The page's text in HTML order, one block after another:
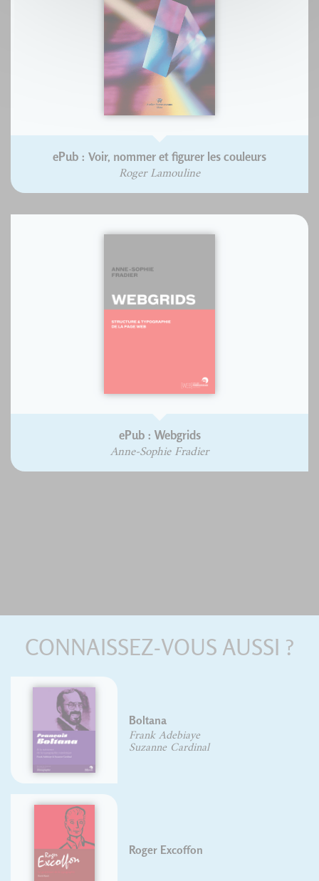
ePub : Voir, nommer et figurer les couleurs
Roger Lamouline
ePub : Webgrids
Anne-Sophie Fradier
CONNAISSEZ-VOUS AUSSI ?
Olivier DELOYE